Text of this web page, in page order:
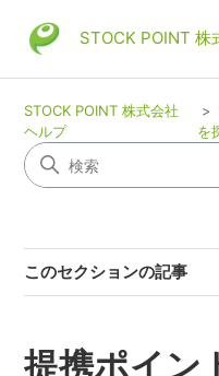
STOCK POINT
STOCK POINT 株式会社
ヘルプ
を
このセクションの記事
提携ポイン